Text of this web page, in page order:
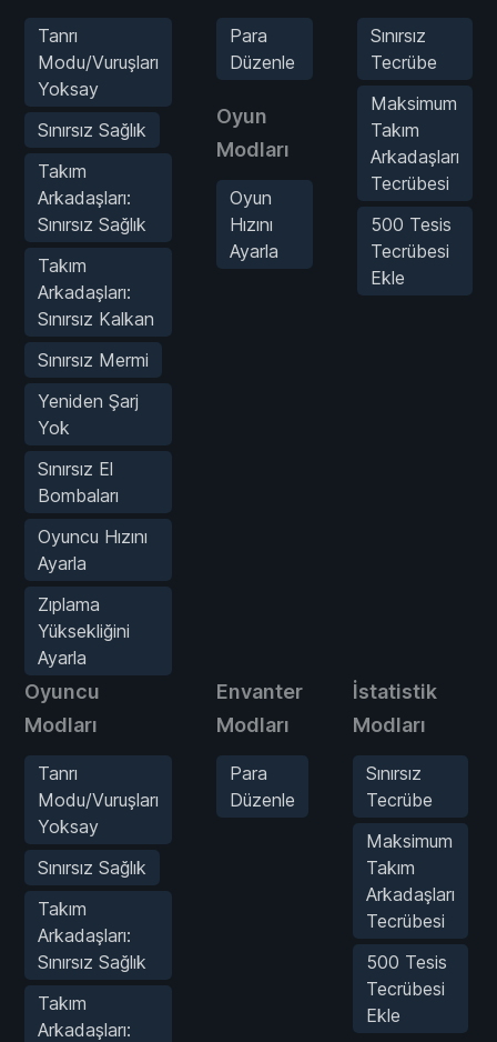
Tanrı
Modu/Vuruşları
Yoksay
Sınırsız Sağlık
Takım
Arkadaşları:
Sınırsız Sağlık
Takım
Arkadaşları:
Sınırsız Kalkan
Sınırsız Mermi
Yeniden Şarj
Yok
Sınırsız El
Bombaları
Oyuncu Hızını
Ayarla
Zıplama
Yüksekliğini
Ayarla
Para
Düzenle
Oyun
Modları
Oyun
Hızını
Ayarla
Sınırsız
Tecrübe
Maksimum
Takım
Arkadaşları
Tecrübesi
500 Tesis
Tecrübesi
Ekle
Oyuncu
Modları
Tanrı
Modu/Vuruşları
Yoksay
Sınırsız Sağlık
Takım
Arkadaşları:
Sınırsız Sağlık
Takım
Arkadaşları:
Envanter
Modları
Para
Düzenle
İstatistik
Modları
Sınırsız
Tecrübe
Maksimum
Takım
Arkadaşları
Tecrübesi
500 Tesis
Tecrübesi
Ekle